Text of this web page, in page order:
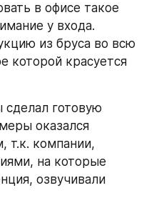
в офисе такое
у входа.
из бруса во всю
которой красуется
сделал готовую
оказался
т.к. компании,
на которые
озвучивали